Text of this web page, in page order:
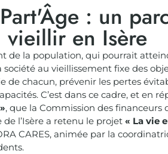
: un
en Isère
de la population, qui pourrait
société au vieillissement fixe des
de chacun, prévenir les pertes
C’est dans ce cadre, et en
, que la Commission des financeurs
l’Isère a retenu le projet « La vie
CARES, animée par la